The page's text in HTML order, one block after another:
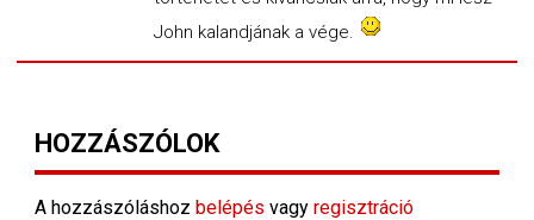
John kalandjának a vége.
HOZZÁSZÓLOK
A hozzászóláshoz belépés vagy regisztráció